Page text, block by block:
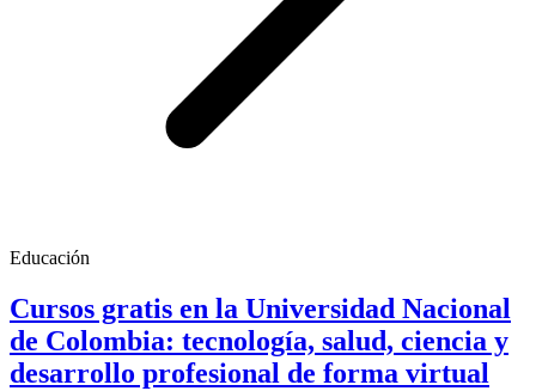
Educación
Cursos gratis en la Universidad Nacional
de Colombia: tecnología, salud, ciencia y
desarrollo profesional de forma virtual